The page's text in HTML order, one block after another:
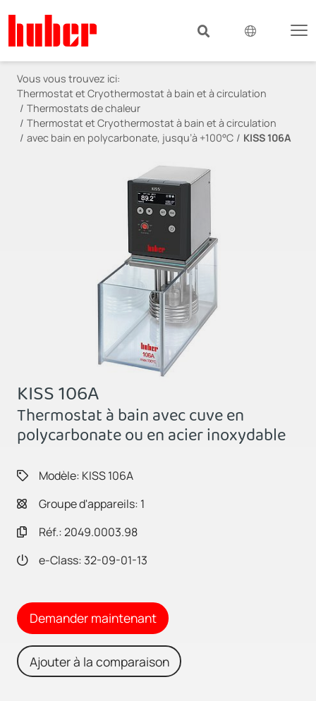
Vous vous trouvez ici:
Thermostat et Cryothermostat à bain et à circulation
Thermostats de chaleur
Thermostat et Cryothermostat à bain et à circulation
avec bain en polycarbonate, jusqu’à +100°C
KISS 106A
KISS 106A
Thermostat à bain avec cuve en
polycarbonate ou en acier inoxydable
Modèle: KISS 106A
Groupe d'appareils: 1
Réf.: 2049.0003.98
e-Class: 32-09-01-13
Demander maintenant
Ajouter à la comparaison